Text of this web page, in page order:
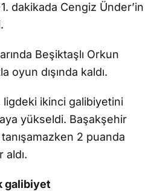
dakikada Cengiz Ünder’in
Beşiktaşlı Orkun
oyun dışında kaldı.
ikinci galibiyetini
yükseldi. Başakşehir
2 puanda
aldı.
galibiyet